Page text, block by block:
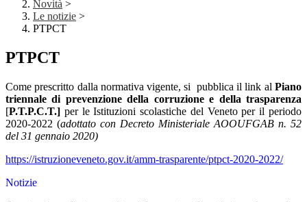
Novità >
Le notizie >
PTPCT
PTPCT
Come prescritto dalla normativa vigente, si pubblica il link al Piano
triennale di prevenzione della corruzione e della trasparenza
[P.T.P.C.T.] per le Istituzioni scolastiche del Veneto per il periodo
2020-2022 (adottato con Decreto Ministeriale AOOUFGAB n. 52
del 31 gennaio 2020)
https://istruzioneveneto.gov.it/amm-trasparente/ptpct-2020-2022/
Notizie